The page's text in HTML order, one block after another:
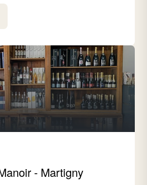
- Martigny